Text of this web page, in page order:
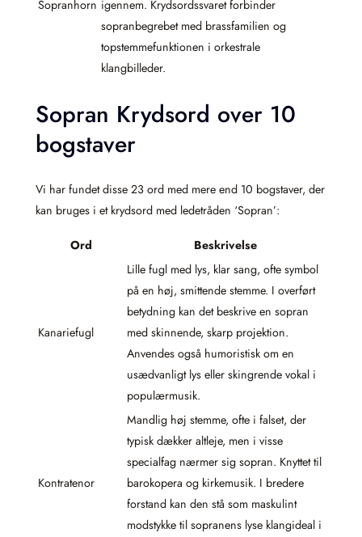
Sopranhorn igennem. Krydsordssvaret forbinder
sopranbegrebet med brassfamilien og
topstemmefunktionen i orkestrale
klangbilleder.
Sopran Krydsord over 10
bogstaver
Vi har fundet disse 23 ord med mere end 10 bogstaver, der
kan bruges i et krydsord med ledetråden ‘Sopran’:
Ord Beskrivelse
Kanariefugl
Lille fugl med lys, klar sang, ofte symbol
på en høj, smittende stemme. I overført
betydning kan det beskrive en sopran
med skinnende, skarp projektion.
Anvendes også humoristisk om en
usædvanligt lys eller skingrende vokal i
populærmusik.
Kontratenor
Mandlig høj stemme, ofte i falset, der
typisk dækker altleje, men i visse
specialfag nærmer sig sopran. Knyttet til
barokopera og kirkemusik. I bredere
forstand kan den stå som maskulint
modstykke til sopranens lyse klangideal i